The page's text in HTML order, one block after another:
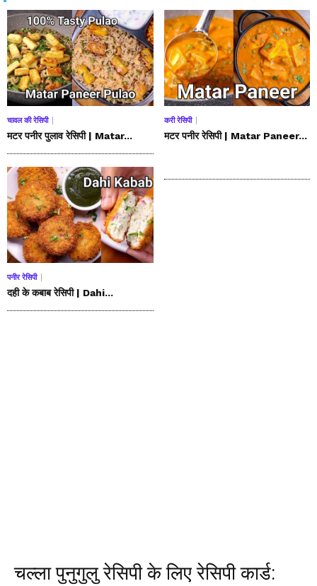
चावल की रेसिपी
मटर पनीर पुलाव रेसिपी | Matar...
करी रेसिपी
मटर पनीर रेसिपी | Matar Paneer...
पनीर रेसिपी
दही के कबाब रेसिपी | Dahi...
चल्ला पुनुगुलु रेसिपी के लिए रेसिपी कार्ड: